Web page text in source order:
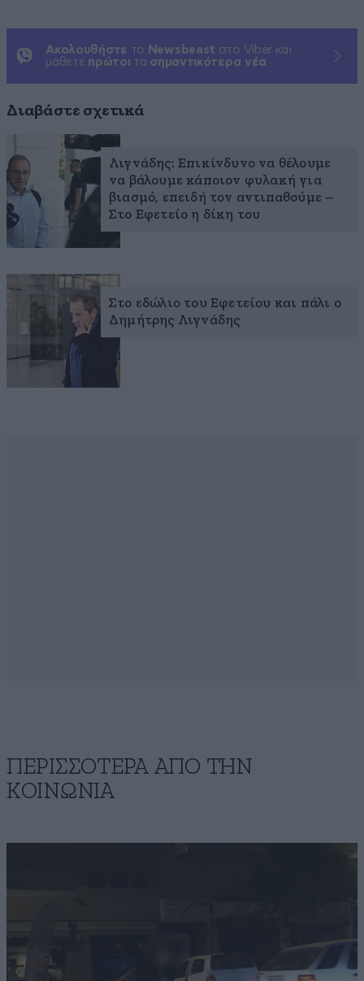
Ακολουθήστε το Newsbeast στο Viber και
μάθετε πρώτοι τα σημαντικότερα νέα
Διαβάστε σχετικά
Λιγνάδης: Επικίνδυνο να θέλουμε
να βάλουμε κάποιον φυλακή για
βιασμό, επειδή τον αντιπαθούμε –
Στο Εφετείο η δίκη του
Στο εδώλιο του Εφετείου και πάλι ο
Δημήτρης Λιγνάδης
ΠΕΡΙΣΣΟΤΕΡΑ ΑΠΟ ΤΗΝ
ΚΟΙΝΩΝΙΑ